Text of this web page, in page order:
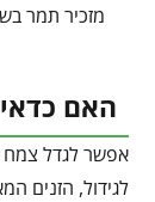
מזכיר תמר
האם
אפשר לגדל צמח
לגידול, הזנים